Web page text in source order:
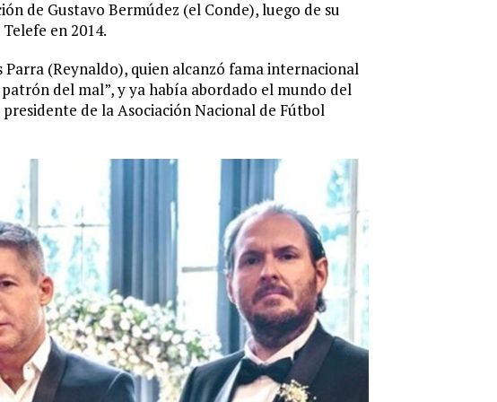
de Gustavo Bermúdez (el Conde), luego de su
en 2014.
(Reynaldo), quien alcanzó fama internacional
del mal”, y ya había abordado el mundo del
de la Asociación Nacional de Fútbol